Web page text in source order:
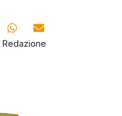
Redazione